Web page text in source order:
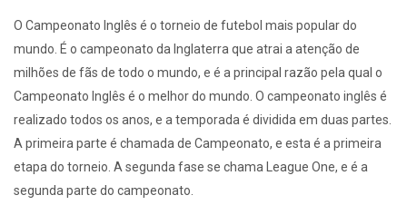
O Campeonato Inglês é o torneio de futebol mais popular do
mundo. É o campeonato da Inglaterra que atrai a atenção de
milhões de fãs de todo o mundo, e é a principal razão pela qual o
Campeonato Inglês é o melhor do mundo. O campeonato inglês é
realizado todos os anos, e a temporada é dividida em duas partes.
A primeira parte é chamada de Campeonato, e esta é a primeira
etapa do torneio. A segunda fase se chama League One, e é a
segunda parte do campeonato.